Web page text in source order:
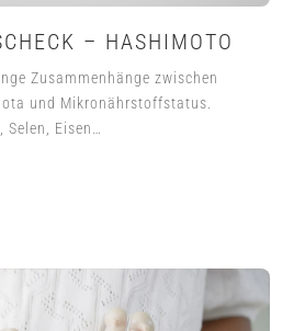
– HASHIMOTO
Zusammenhänge zwischen
und Mikronährstoffstatus.
Eisen…